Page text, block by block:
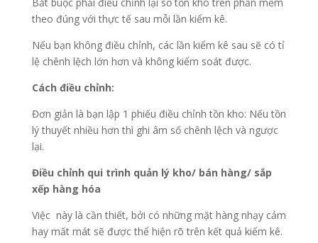
theo đúng với thực tế sau mỗi lần kiểm kê.
Nếu bạn không điều chỉnh, các lần kiểm kê sau sẽ có tỉ
lệ chênh lệch lớn hơn và không kiểm soát được.
Cách điều chỉnh:
Đơn giản là bạn lập 1 phiếu điều chỉnh tồn kho: Nếu tồn
lý thuyết nhiều hơn thì ghi âm số chênh lệch và ngược
lại.
Điều chỉnh qui trình quản lý kho/ bán hàng/ sắp
xếp hàng hóa
Việc này là cần thiết, bởi có những mặt hàng nhạy cảm
hay mất mát sẽ được thể hiện rõ trên kết quả kiểm kê.